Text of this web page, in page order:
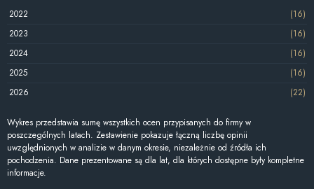
2022
(16)
2023
(16)
2024
(16)
2025
(16)
2026
(22)
Wykres przedstawia sumę wszystkich ocen przypisanych do firmy w
poszczególnych latach. Zestawienie pokazuje łączną liczbę opinii
uwzględnionych w analizie w danym okresie, niezależnie od źródła ich
pochodzenia. Dane prezentowane są dla lat, dla których dostępne były kompletne
informacje.